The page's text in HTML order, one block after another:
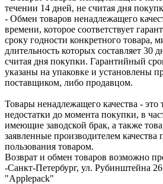
течении 14 дней, не считая дня
- Обмен товаров ненадлежащего
времени, которое соответствует
сроку годности конкретного товара,
длительность которых составляет 30
считая дня покупки. Гарантийный
указаны на упаковке и установлены
поставщиком, либо продавцом.
Товары ненадлежащего качества -
недостатки до момента покупки, в
имеющие заводской брак, а также
заявленные производителем
пользования товаром.
Возврат и обмен товаров возможно
-Санкт-Петербург, ул. Рубинштейна
"Applepack"